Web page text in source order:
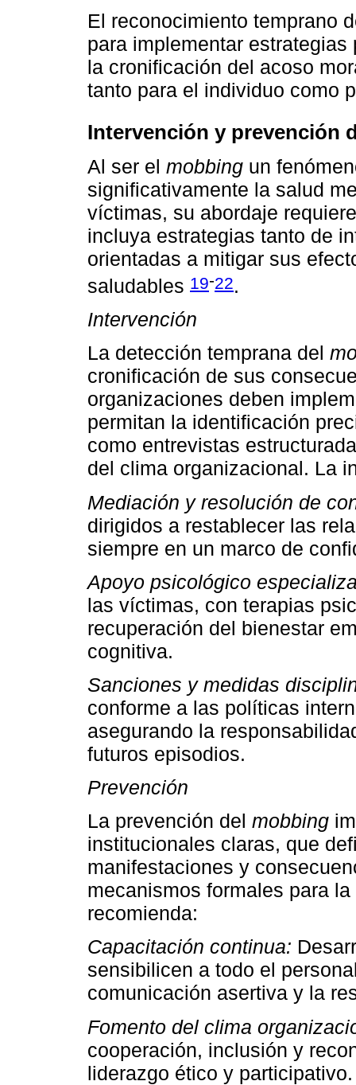
El reconocimiento temprano
para implementar
la cronificación del acoso
tanto para el individuo como
Intervención y prevención
Al ser el mobbing un
significativamente la salud
víctimas, su abordaje
incluya estrategias tanto de
orientadas a mitigar sus
saludables 19-22.
Intervención
La detección temprana del
cronificación de sus
organizaciones deben
permitan la identificación
como entrevistas
del clima organizacional. La
Mediación y resolución de
dirigidos a restablecer las
siempre en un marco de
Apoyo psicológico
las víctimas, con terapias
recuperación del bienestar
cognitiva.
Sanciones y medidas
conforme a las políticas
asegurando la
futuros episodios.
Prevención
La prevención del mobbing
institucionales claras, que
manifestaciones y
mecanismos formales para
recomienda:
Capacitación continua:
sensibilicen a todo el
comunicación asertiva y la
Fomento del clima
cooperación, inclusión y
liderazgo ético y participativo.